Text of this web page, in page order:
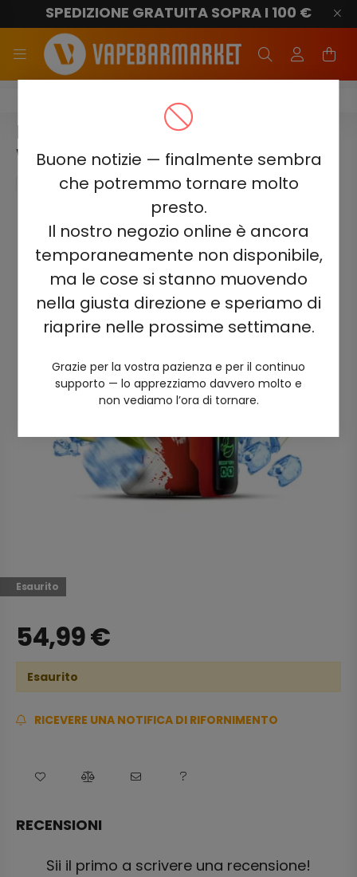
Buone notizie — finalmente sembra
che potremmo tornare molto
presto.
Il nostro negozio online è ancora
temporaneamente non disponibile,
ma le cose si stanno muovendo
nella giusta direzione e speriamo di
riaprire nelle prossime settimane.
Grazie per la vostra pazienza e per il continuo
supporto — lo apprezziamo davvero molto e
non vediamo l’ora di tornare.
SPEDIZIONE GRATUITA SOPRA I 100 €
Elf Bar Nic King 30000
ELF BAR NIC KING 30000 -
WATERMELON ICE 5%
Esaurito
54,99€
Esaurito
RICEVERE UNA NOTIFICA DI RIFORNIMENTO
RECENSIONI
Sii il primo a scrivere una recensione!